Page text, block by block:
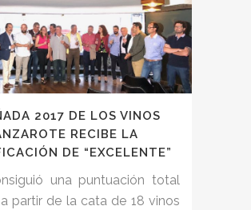
2017 DE LOS VINOS
RECIBE LA
DE “EXCELENTE”
una puntuación total
partir de la cata de 18 vinos